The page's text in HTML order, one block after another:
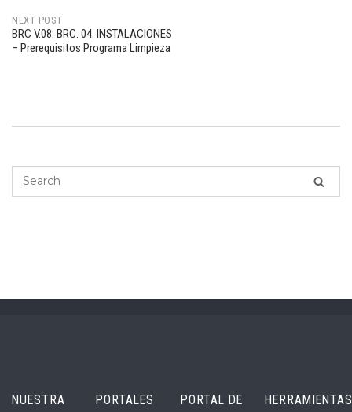
navigation
NEXT POST
BRC V.08: BRC. 04. INSTALACIONES
– Prerequisitos Programa Limpieza
NUESTRA
PORTALES
PORTAL DE